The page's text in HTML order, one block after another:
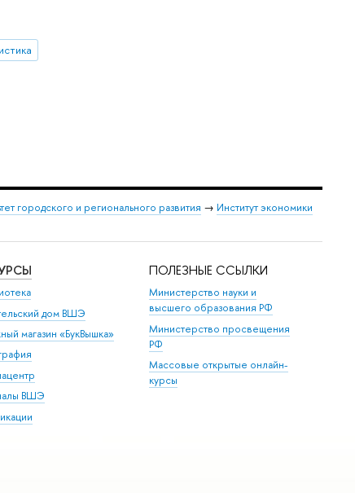
городского и регионального развития → Институт экономики
дом ВШЭ
магазин «БукВышка»
ВШЭ
ПОЛЕЗНЫЕ ССЫЛКИ
Министерство науки и
высшего образования РФ
Министерство просвещения
РФ
Массовые открытые онлайн-
курсы